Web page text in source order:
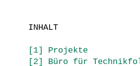
INHALT
[1] Projekte
[2] Büro für